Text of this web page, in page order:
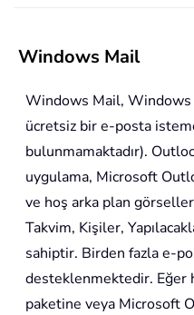
Windows Mail
Windows Mail, Windows
ücretsiz bir e-posta
bulunmamaktadır).
uygulama, Microsoft
ve hoş arka plan
Takvim, Kişiler,
sahiptir. Birden fazla e-
desteklenmektedir. Eğer
paketine veya Microsoft